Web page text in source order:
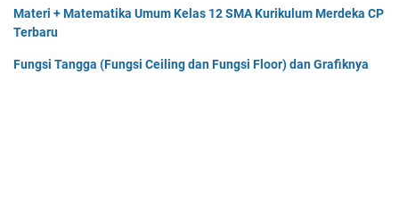
Materi + Matematika Umum Kelas 12 SMA Kurikulum Merdeka CP
Terbaru
Fungsi Tangga (Fungsi Ceiling dan Fungsi Floor) dan Grafiknya